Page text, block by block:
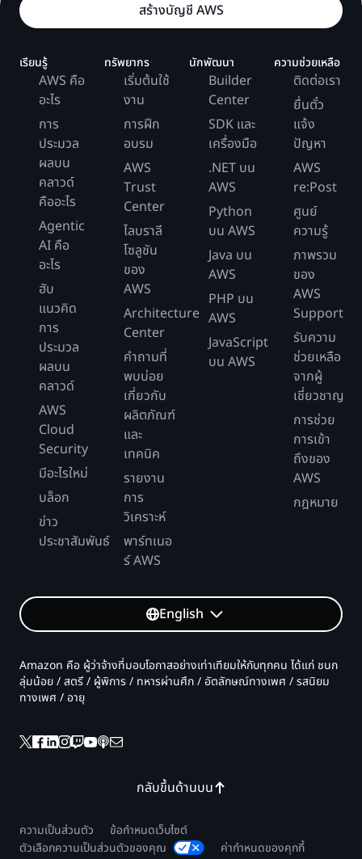
สร้างบัญชี AWS
เรียนรู้
AWS คือ
อะไร
การ
ประมวล
ผลบน
คลาวด์
คืออะไร
Agentic
AI คือ
อะไร
ฮับ
แนวคิด
การ
ประมวล
ผลบน
คลาวด์
AWS
Cloud
Security
มีอะไรใหม่
บล็อก
ข่าว
ประชาสัมพันธ์
ทรัพยากร
เริ่มต้นใช้
งาน
การฝึก
อบรม
AWS
Trust
Center
ไลบราลี
โซลูชัน
ของ
AWS
Architecture
Center
คำถามที่
พบบ่อย
เกี่ยวกับ
ผลิตภัณฑ์
และ
เทคนิค
รายงาน
การ
วิเคราะห์
พาร์ทเนอ
ร์ AWS
นักพัฒนา
Builder
Center
SDK และ
เครื่องมือ
.NET บน
AWS
Python
บน AWS
Java บน
AWS
PHP บน
AWS
JavaScript
บน AWS
ความช่วยเหลือ
ติดต่อเรา
ยื่นตั๋ว
แจ้ง
ปัญหา
AWS
re:Post
ศูนย์
ความรู้
ภาพรวม
ของ
AWS
Support
รับความ
ช่วยเหลือ
จากผู้
เชี่ยวชาญ
การช่วย
การเข้า
ถึงของ
AWS
กฎหมาย
English
กลับขึ้นด้านบน
Amazon คือ ผู้ว่าจ้างที่มอบโอกาสอย่างเท่าเทียมให้กับทุกคน ได้แก่ ชนก
ลุ่มน้อย / สตรี / ผู้พิการ / ทหารผ่านศึก / อัตลักษณ์ทางเพศ / รสนิยม
ทางเพศ / อายุ
ความเป็นส่วนตัว
ข้อกำหนดเว็บไซต์
ตัวเลือกความเป็นส่วนตัวของคุณ
ค่ากำหนดของคุกกี้